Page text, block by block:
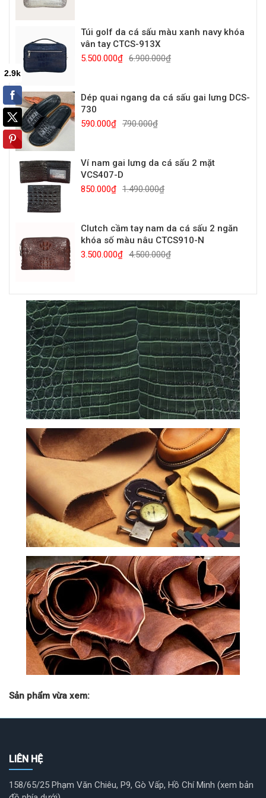
Túi golf da cá sấu màu xanh navy khóa
vân tay CTCS-913X
5.500.000₫ 6.900.000₫
Dép quai ngang da cá sấu gai lưng DCS-
730
590.000₫ 790.000₫
Ví nam gai lưng da cá sấu 2 mặt
VCS407-D
850.000₫ 1.490.000₫
Clutch cầm tay nam da cá sấu 2 ngăn
khóa số màu nâu CTCS910-N
3.500.000₫ 4.500.000₫
Sản phẩm vừa xem:
LIÊN HỆ
158/65/25 Phạm Văn Chiêu, P9, Gò Vấp, Hồ Chí Minh (xem bản